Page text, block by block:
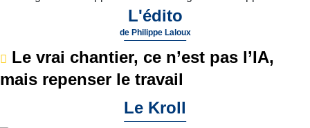
L'édito
de Philippe Laloux
Le vrai chantier, ce n’est pas l’IA,
mais repenser le travail
Le Kroll